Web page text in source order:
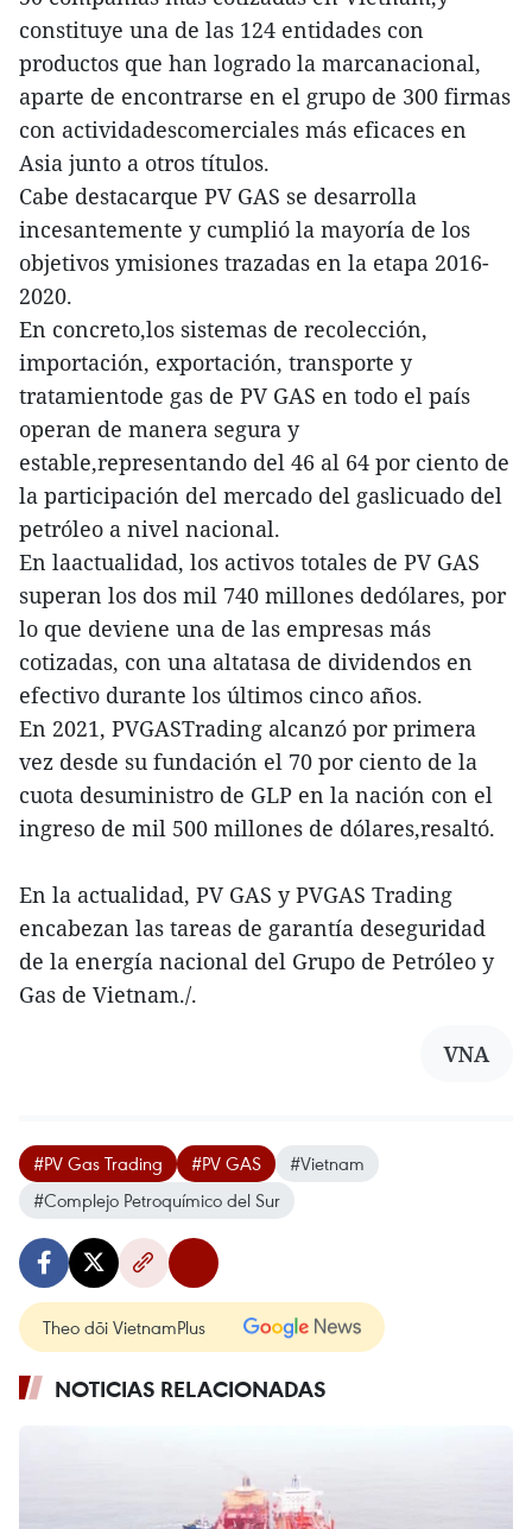
constituye una de las 124 entidades con
productos que han logrado la marcanacional,
aparte de encontrarse en el grupo de 300 firmas
con actividadescomerciales más eficaces en
Asia junto a otros títulos.
Cabe destacarque PV GAS se desarrolla
incesantemente y cumplió la mayoría de los
objetivos ymisiones trazadas en la etapa 2016-
2020.
En concreto,los sistemas de recolección,
importación, exportación, transporte y
tratamientode gas de PV GAS en todo el país
operan de manera segura y
estable,representando del 46 al 64 por ciento de
la participación del mercado del gaslicuado del
petróleo a nivel nacional.
En laactualidad, los activos totales de PV GAS
superan los dos mil 740 millones dedólares, por
lo que deviene una de las empresas más
cotizadas, con una altatasa de dividendos en
efectivo durante los últimos cinco años.
En 2021, PVGASTrading alcanzó por primera
vez desde su fundación el 70 por ciento de la
cuota desuministro de GLP en la nación con el
ingreso de mil 500 millones de dólares,resaltó.
En la actualidad, PV GAS y PVGAS Trading
encabezan las tareas de garantía deseguridad
de la energía nacional del Grupo de Petróleo y
Gas de Vietnam./.
VNA
#PV Gas Trading #PV GAS
#Vietnam
#Complejo Petroquímico del Sur
Theo dõi VietnamPlus
NOTICIAS RELACIONADAS